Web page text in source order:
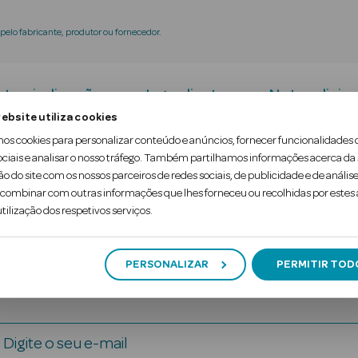
utiliza cookies
cookies para personalizar conteúdo e anúncios, fornecer funcionalidades
e analisar o nosso tráfego. Também partilhamos informações acerca da
do site com os nossos parceiros de redes sociais, de publicidade e de
com outras informações que lhes forneceu ou recolhidas por estes
dos respetivos serviços.
PERSONALIZAR PERMITIR
fabricante, produtor ou fornecedor.
indicações Ingredientes Nota
E que é um antioxidante muito importante
pesados, radicais livres e outros tóxicos.
Digite o seu e-mail